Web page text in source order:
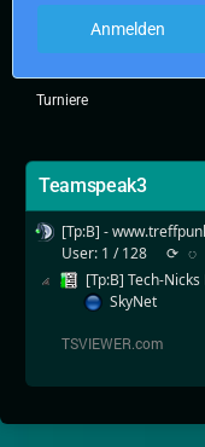
Anmelden
Turniere
Teamspeak3
[Tp:B] -
User: 1 / 128
⟳ ◌
[Tp:B] Tech-
SkyNet